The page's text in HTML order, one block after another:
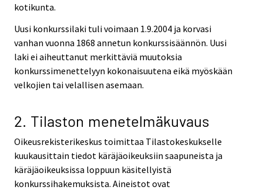
kotikunta.
Uusi konkurssilaki tuli voimaan 1.9.2004 ja korvasi
vanhan vuonna 1868 annetun konkurssisäännön. Uusi
laki ei aiheuttanut merkittäviä muutoksia
konkurssimenettelyyn kokonaisuutena eikä myöskään
velkojien tai velallisen asemaan.
2. Tilaston menetelmäkuvaus
Oikeusrekisterikeskus toimittaa Tilastokeskukselle
kuukausittain tiedot käräjäoikeuksiin saapuneista ja
käräjäoikeuksissa loppuun käsitellyistä
konkurssihakemuksista. Aineistot ovat